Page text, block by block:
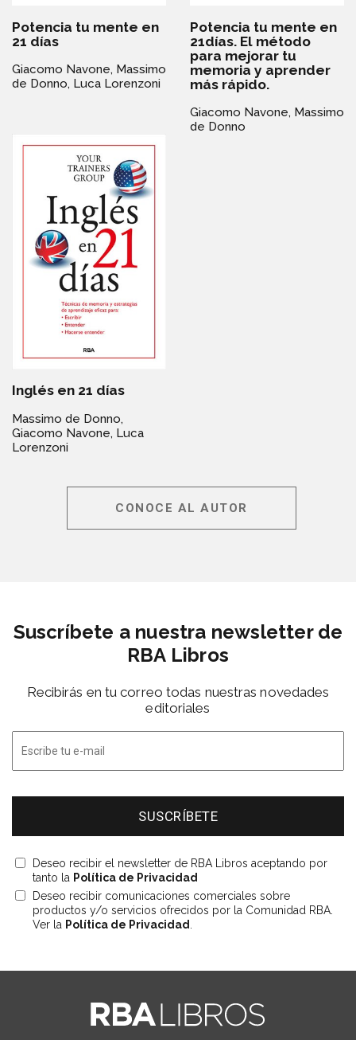
Potencia tu mente en
21 días
Giacomo Navone, Massimo
de Donno, Luca Lorenzoni
Potencia tu mente en
21días. El método
para mejorar tu
memoria y aprender
más rápido.
Giacomo Navone, Massimo
de Donno
Inglés en 21 días
Massimo de Donno,
Giacomo Navone, Luca
Lorenzoni
CONOCE AL AUTOR
Suscríbete a nuestra newsletter de
RBA Libros
Recibirás en tu correo todas nuestras novedades
editoriales
Deseo recibir el newsletter de RBA Libros aceptando por
tanto la Política de Privacidad
Deseo recibir comunicaciones comerciales sobre
productos y/o servicios ofrecidos por la Comunidad RBA.
Ver la Política de Privacidad